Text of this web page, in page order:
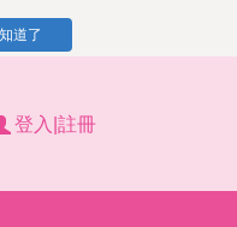
道了
登入|註冊